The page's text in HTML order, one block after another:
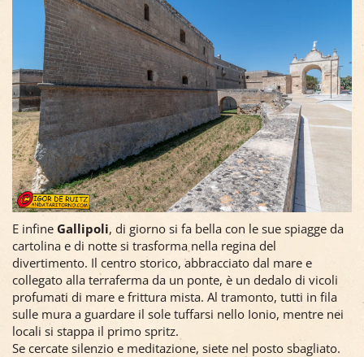
E infine Gallipoli, di giorno si fa bella con le sue spiagge da
cartolina e di notte si trasforma nella regina del
divertimento. Il centro storico, abbracciato dal mare e
collegato alla terraferma da un ponte, è un dedalo di vicoli
profumati di mare e frittura mista. Al tramonto, tutti in fila
sulle mura a guardare il sole tuffarsi nello Ionio, mentre nei
locali si stappa il primo spritz.
Se cercate silenzio e meditazione, siete nel posto sbagliato.